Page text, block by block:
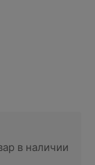
в наличии